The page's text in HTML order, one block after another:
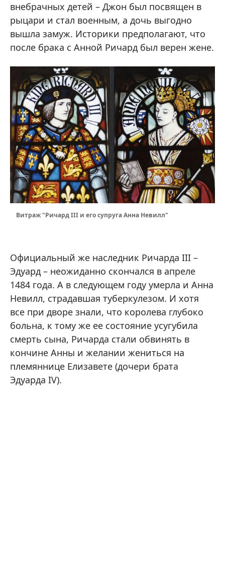
внебрачных детей – Джон был посвящен в
рыцари и стал военным, а дочь выгодно
вышла замуж. Историки предполагают, что
после брака с Анной Ричард был верен жене.
Витраж "Ричард III и его супруга Анна Невилл"
Официальный же наследник Ричарда III –
Эдуард – неожиданно скончался в апреле
1484 года. А в следующем году умерла и Анна
Невилл, страдавшая туберкулезом. И хотя
все при дворе знали, что королева глубоко
больна, к тому же ее состояние усугубила
смерть сына, Ричарда стали обвинять в
кончине Анны и желании жениться на
племяннице Елизавете (дочери брата
Эдуарда IV).